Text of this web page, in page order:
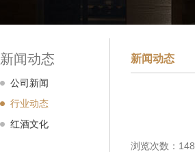
新闻动态
公司新闻
行业动态
红酒文化
新闻动态
浏览次数：148